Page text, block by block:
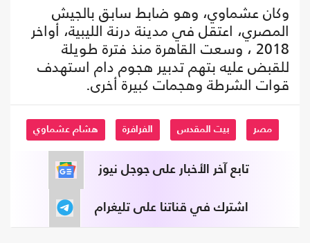
وكان عشماوي، وهو ضابط سابق بالجيش
المصري، اعتقل في مدينة درنة الليبية، أواخر
2018 ، وسعت القاهرة منذ فترة طويلة
للقبض عليه بتهم تدبير هجوم دام استهدف
قوات الشرطة وهجمات كبيرة أخرى.
مصر بيت المقدس الفرافرة هشام عشماوي
تابع آخر الأخبار على جوجل نيوز
اشترك في قناتنا على تليغرام